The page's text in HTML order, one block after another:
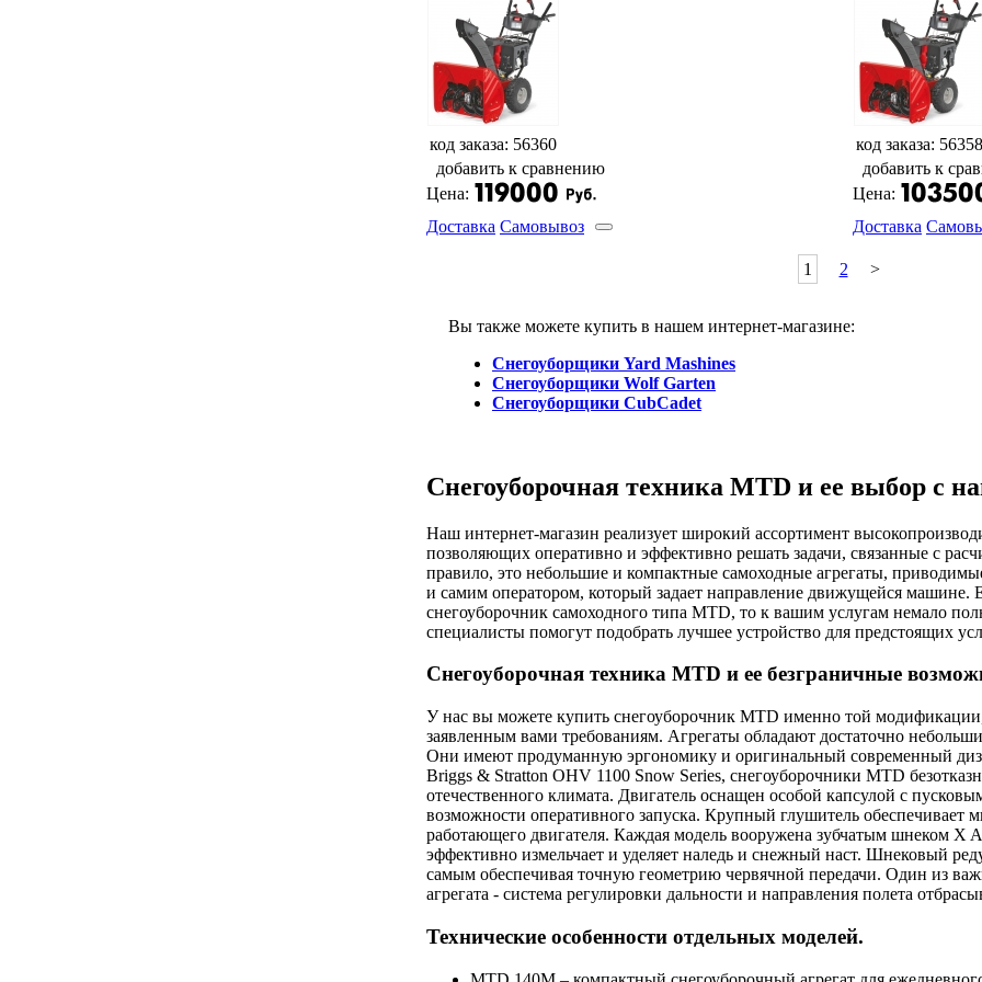
код заказа: 56360
добавить к сравнению
Цена:
Доставка Самовывоз
код заказа: 56358
добавить к
Цена:
Доставка
1 2 >
Вы также можете купить в нашем интернет-магазине:
Снегоуборщики Yard Mashines
Снегоуборщики Wolf Garten
Снегоуборщики CubCadet
Снегоуборочная техника MTD и ее выбор с
Наш интернет-магазин реализует широкий ассортимент
позволяющих оперативно и эффективно решать задачи, связанные с
правило, это небольшие и компактные самоходные агрегаты,
и самим оператором, который задает направление движущейся машине.
снегоуборочник самоходного типа MTD, то к вашим услугам немало
специалисты помогут подобрать лучшее устройство для предстоящих
Снегоуборочная техника MTD и ее безграничные
У нас вы можете купить снегоуборочник MTD именно той модификации,
заявленным вами требованиям. Агрегаты обладают достаточно
Они имеют продуманную эргономику и оригинальный современный
Briggs & Stratton OHV 1100 Snow Series, снегоуборочники MTD
отечественного климата. Двигатель оснащен особой капсулой с
возможности оперативного запуска. Крупный глушитель
работающего двигателя. Каждая модель вооружена зубчатым шнеком X
эффективно измельчает и уделяет наледь и снежный наст. Шнековый
самым обеспечивая точную геометрию червячной передачи. Один из
агрегата - система регулировки дальности и направления полета
Технические особенности отдельных моделей.